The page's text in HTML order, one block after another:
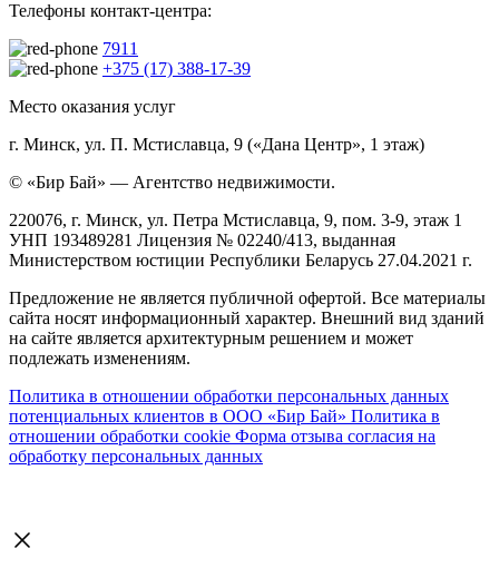
Телефоны контакт-центра:
7911
+375 (17) 388-17-39
Место оказания услуг
г. Минск, ул. П. Мстиславца, 9 («Дана Центр», 1 этаж)
© «Бир Бай» — Агентство недвижимости.
220076, г. Минск, ул. Петра Мстиславца, 9, пом. 3-9, этаж 1
УНП 193489281 Лицензия № 02240/413, выданная
Министерством юстиции Республики Беларусь 27.04.2021 г.
Предложение не является публичной офертой. Все материалы
сайта носят информационный характер. Внешний вид зданий
на сайте является архитектурным решением и может
подлежать изменениям.
Политика в отношении обработки персональных данных
потенциальных клиентов в ООО «Бир Бай» Политика в
отношении обработки cookie Форма отзыва согласия на
обработку персональных данных